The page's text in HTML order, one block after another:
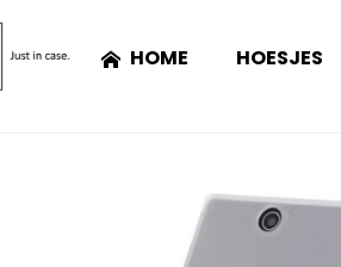
HOME HOESJES